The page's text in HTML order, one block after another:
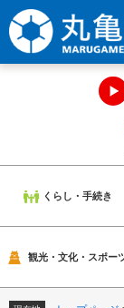
ー
ジ
の
。
ニ
ュ
ー
て
くらし・手続き
観光・文化・スポー